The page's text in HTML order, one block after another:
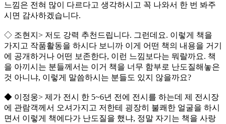
느낌은 전혀 많이 다르다고 생각하시고 꼭 나와서 한 번 봐주
시면 감사하겠습니다.
◇ 조현지> 저도 강력 추천드립니다. 그런데요. 이렇게 책을
가지고 작품활동을 하시다 보니까 이게 어떤 책의 내용을 거기
에 공개하거나 어떤 보존한다, 이런 느낌보다는 뭐랄까요. 책
을 아끼시는 분들께서는 이거 책을 너무 함부로 난도질해놓은
것 아니냐, 이렇게 말씀하시는 분들도 있지 않을까요?
◆ 이정웅> 제가 전시 한 5~6년 전에 전시를 하는데 제 전시장
에 관람객께서 오셔가지고 저한테 굉장히 불쾌한 얼굴을 하시
면서 이렇게 책에다가 난도질을 했냐, 정말 자기는 책을 사랑